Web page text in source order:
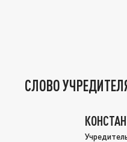
СЛОВО